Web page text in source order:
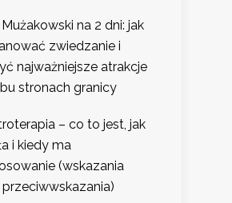
Mużakowski na 2 dni: jak
zwiedzanie i
najważniejsze atrakcje
stronach granicy
– co to jest, jak
i kiedy ma
(wskazania